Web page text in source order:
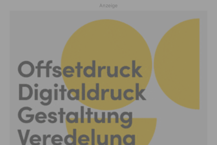
Anzeige